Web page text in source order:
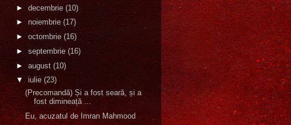
► decembrie (10)
► noiembrie (17)
► octombrie (16)
► septembrie (16)
► august (10)
▼ iulie (23)
(Precomandă) Și a fost seară, și a
fost dimineață ...
Eu, acuzatul de Imran Mahmood